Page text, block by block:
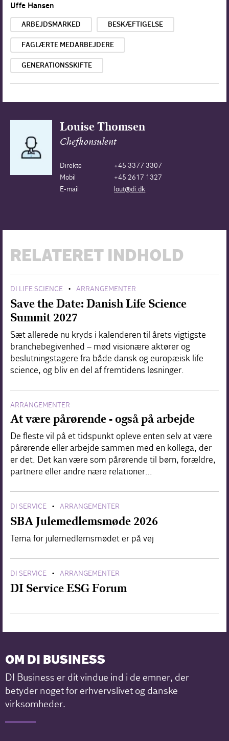
Uffe Hansen
ARBEJDSMARKED BESKÆFTIGELSE
FAGLÆRTE MEDARBEJDERE
GENERATIONSSKIFTE
Louise Thomsen
Chefkonsulent
Direkte
+45 3377 3307
Mobil
+45 2617 1327
E-mail
lout@di.dk
RELATERET INDHOLD
DI LIFE SCIENCE • ARRANGEMENTER
Save the Date: Danish Life Science
Summit 2027
Sæt allerede nu kryds i kalenderen til årets vigtigste
branchebegivenhed – mød visionære aktører og
beslutningstagere fra både dansk og europæisk life
science, og bliv en del af fremtidens løsninger.
ARRANGEMENTER
At være pårørende - også på arbejde
De fleste vil på et tidspunkt opleve enten selv at være
pårørende eller arbejde sammen med en kollega, der
er det. Det kan være som pårørende til børn, forældre,
partnere eller andre nære relationer…
DI SERVICE • ARRANGEMENTER
SBA Julemedlemsmøde 2026
Tema for julemedlemsmødet er på vej
DI SERVICE • ARRANGEMENTER
DI Service ESG Forum
OM DI BUSINESS
DI Business er dit vindue ind i de emner, der
betyder noget for erhvervslivet og danske
virksomheder.